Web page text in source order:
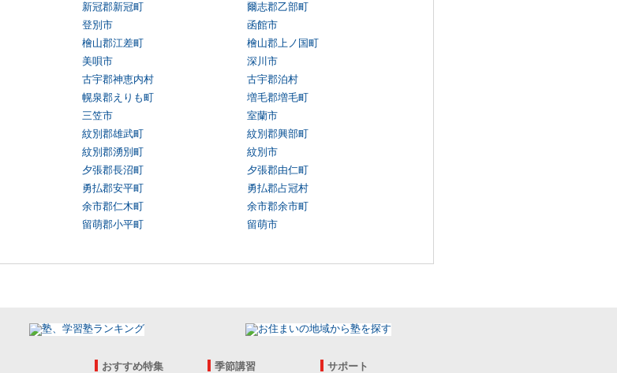
新冠郡新冠町
爾志郡乙部町
登別市
函館市
檜山郡江差町
檜山郡上ノ国町
美唄市
深川市
古宇郡神恵内村
古宇郡泊村
幌泉郡えりも町
増毛郡増毛町
三笠市
室蘭市
紋別郡雄武町
紋別郡興部町
紋別郡湧別町
紋別市
夕張郡長沼町
夕張郡由仁町
勇払郡安平町
勇払郡占冠村
余市郡仁木町
余市郡余市町
留萌郡小平町
留萌市
おすすめ特集 季節講習 サポート